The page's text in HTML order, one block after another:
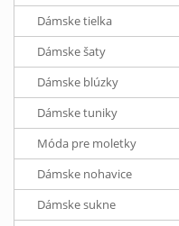
Dámske tielka
Dámske šaty
Dámske blúzky
Dámske tuniky
Móda pre moletky
Dámske nohavice
Dámske sukne